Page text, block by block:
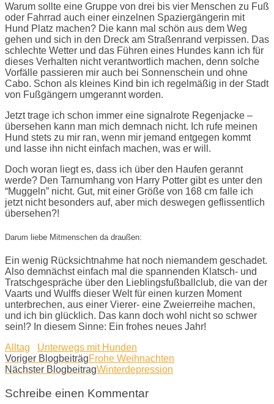
Warum sollte eine Gruppe von drei bis vier Menschen zu Fuß
oder Fahrrad auch einer einzelnen Spaziergängerin mit
Hund Platz machen? Die kann mal schön aus dem Weg
gehen und sich in den Dreck am Straßenrand verpissen. Das
schlechte Wetter und das Führen eines Hundes kann ich für
dieses Verhalten nicht verantwortlich machen, denn solche
Vorfälle passieren mir auch bei Sonnenschein und ohne
Cabo. Schon als kleines Kind bin ich regelmäßig in der Stadt
von Fußgängern umgerannt worden.
Jetzt trage ich schon immer eine signalrote Regenjacke –
übersehen kann man mich demnach nicht. Ich rufe meinen
Hund stets zu mir ran, wenn mir jemand entgegen kommt
und lasse ihn nicht einfach machen, was er will.
Doch woran liegt es, dass ich über den Haufen gerannt
werde? Den Tarnumhang von Harry Potter gibt es unter den
“Muggeln” nicht. Gut, mit einer Größe von 168 cm falle ich
jetzt nicht besonders auf, aber mich deswegen geflissentlich
übersehen?!
Darum liebe Mitmenschen da draußen:
Ein wenig Rücksichtnahme hat noch niemandem geschadet.
Also demnächst einfach mal die spannenden Klatsch- und
Tratschgespräche über den Lieblingsfußballclub, die van der
Vaarts und Wulffs dieser Welt für einen kurzen Moment
unterbrechen, aus einer Vierer- eine Zweierreihe machen,
und ich bin glücklich. Das kann doch wohl nicht so schwer
sein!? In diesem Sinne: Ein frohes neues Jahr!
Alltag
Unterwegs mit Hunden
Voriger BlogbeiträgFrohe Weihnachten
Nächster BlogbeitragWinterdepression
Schreibe einen Kommentar